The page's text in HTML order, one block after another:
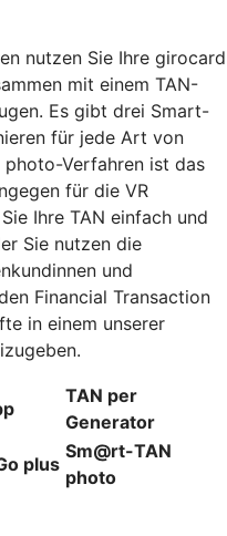
nutzen Sie Ihre girocard
mit einem TAN-
Es gibt drei Smart-
für jede Art von
photo-Verfahren ist das
für die VR
Ihre TAN einfach und
Sie nutzen die
und
Financial Transaction
in einem unserer
TAN per
Generator
plus
Sm@rt-TAN
photo